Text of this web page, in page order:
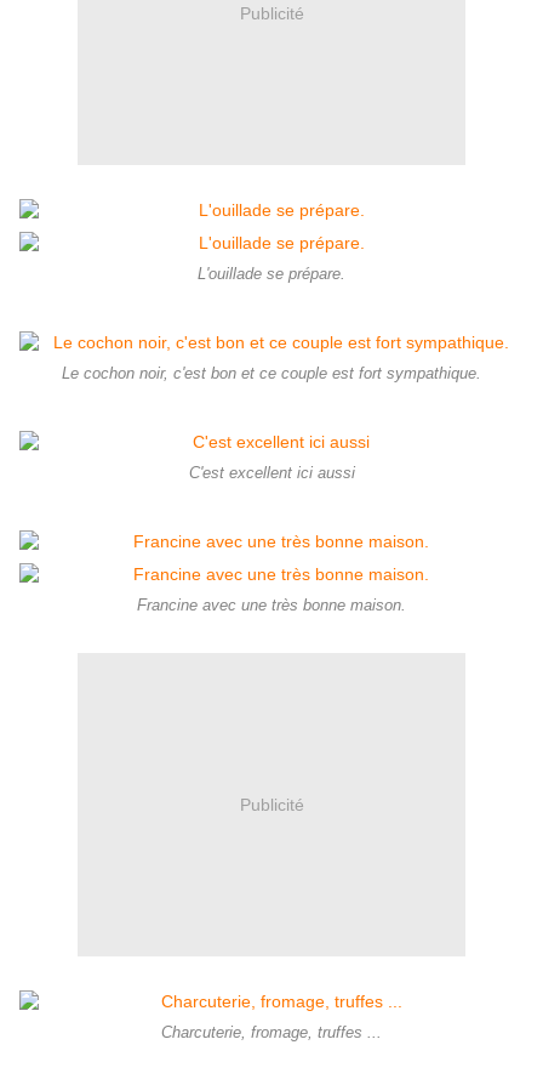
Publicité
L'ouillade se prépare.
Le cochon noir, c'est bon et ce couple est fort sympathique.
C'est excellent ici aussi
Francine avec une très bonne maison.
Publicité
Charcuterie, fromage, truffes ...